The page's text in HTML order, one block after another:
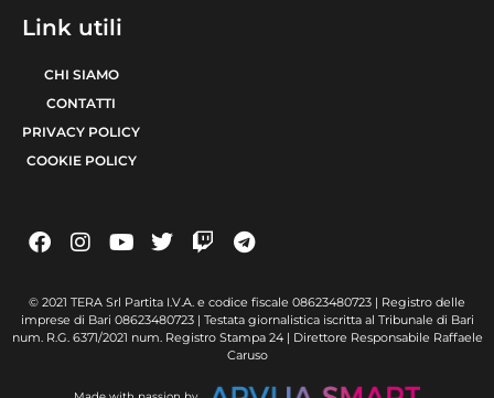
Link utili
CHI SIAMO
CONTATTI
PRIVACY POLICY
COOKIE POLICY
© 2021 TERA Srl Partita I.V.A. e codice fiscale 08623480723 | Registro delle
imprese di Bari 08623480723 | Testata giornalistica iscritta al Tribunale di Bari
num. R.G. 6371/2021 num. Registro Stampa 24 | Direttore Responsabile Raffaele
Caruso